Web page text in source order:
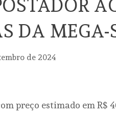
DA MEGA-
de 2024
preço estimado em R$